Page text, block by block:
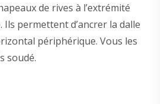
de rives à l’extrémité
permettent d’ancrer la dalle
périphérique. Vous les
soudé.